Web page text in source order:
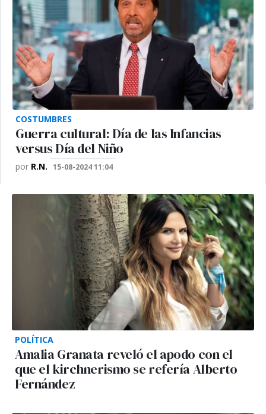
COSTUMBRES
Guerra cultural: Día de las Infancias
versus Día del Niño
por R.N. 15-08-2024 11:04
POLÍTICA
Amalia Granata reveló el apodo con el
que el kirchnerismo se refería Alberto
Fernández